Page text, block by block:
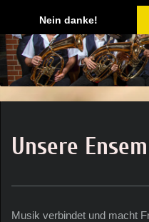
Nein danke!
Unsere
Musik verbindet und macht